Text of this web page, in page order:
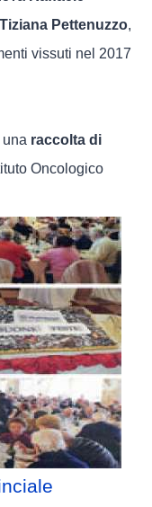
Tiziana Pettenuzzo,
vissuti nel 2017
una raccolta di
Oncologico